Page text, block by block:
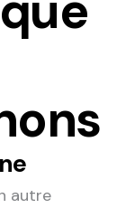
autre